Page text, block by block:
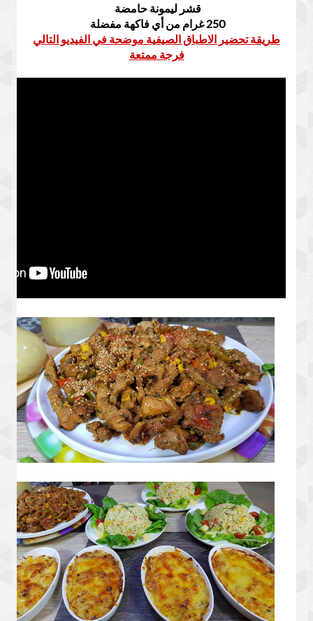
قشر ليمونة حامضة
250 غرام من أي فاكهة مفضلة
طريقة تحضير الاطباق الصيفية موضحة في الفيديو التالي
فرجة ممتعة